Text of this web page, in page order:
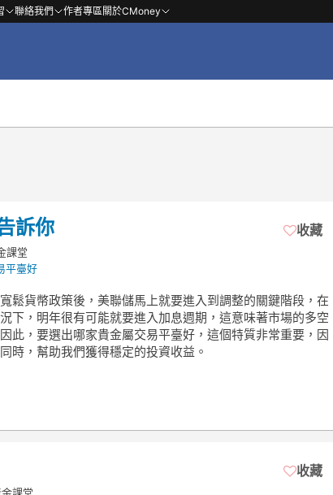
聯絡我們 作者專區關於CMoney
訴你
課堂
平臺好
收藏
鬆貨幣政策後，美聯儲馬上就要進入到調整的關鍵階段，在
下，明年很有可能就要進入加息週期，這意味著市場的多空
此，要選出哪家貴金屬交易平臺好，這個特質非常重要，因
時，幫助我們獲得穩定的投資收益。
收藏